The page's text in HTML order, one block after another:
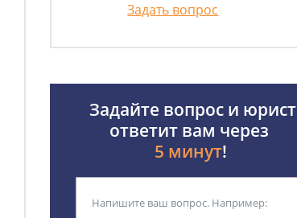
Задать вопрос
Задайте вопрос и юрист
ответит вам через
5 минут!